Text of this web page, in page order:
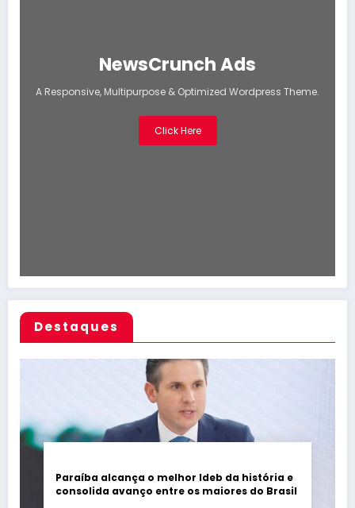
NewsCrunch Ads
A Responsive, Multipurpose & Optimized Wordpress Theme.
Click Here
Destaques
Paraíba alcança o melhor Ideb da história e
consolida avanço entre os maiores do Brasil